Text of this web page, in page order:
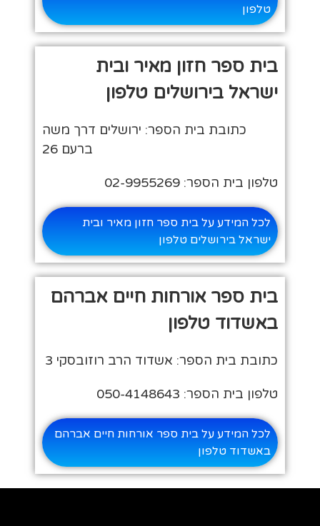
טלפון
בית ספר חזון מאיר ובית
ישראל בירושלים טלפון
כתובת בית הספר: ירושלים דרך משה
ברעם 26
טלפון בית הספר: 02-9955269
לכל המידע על בית ספר חזון מאיר ובית
ישראל בירושלים טלפון
בית ספר אורחות חיים אברהם
באשדוד טלפון
כתובת בית הספר: אשדוד הרב רוזובסקי 3
טלפון בית הספר: 050-4148643
לכל המידע על בית ספר אורחות חיים אברהם
באשדוד טלפון